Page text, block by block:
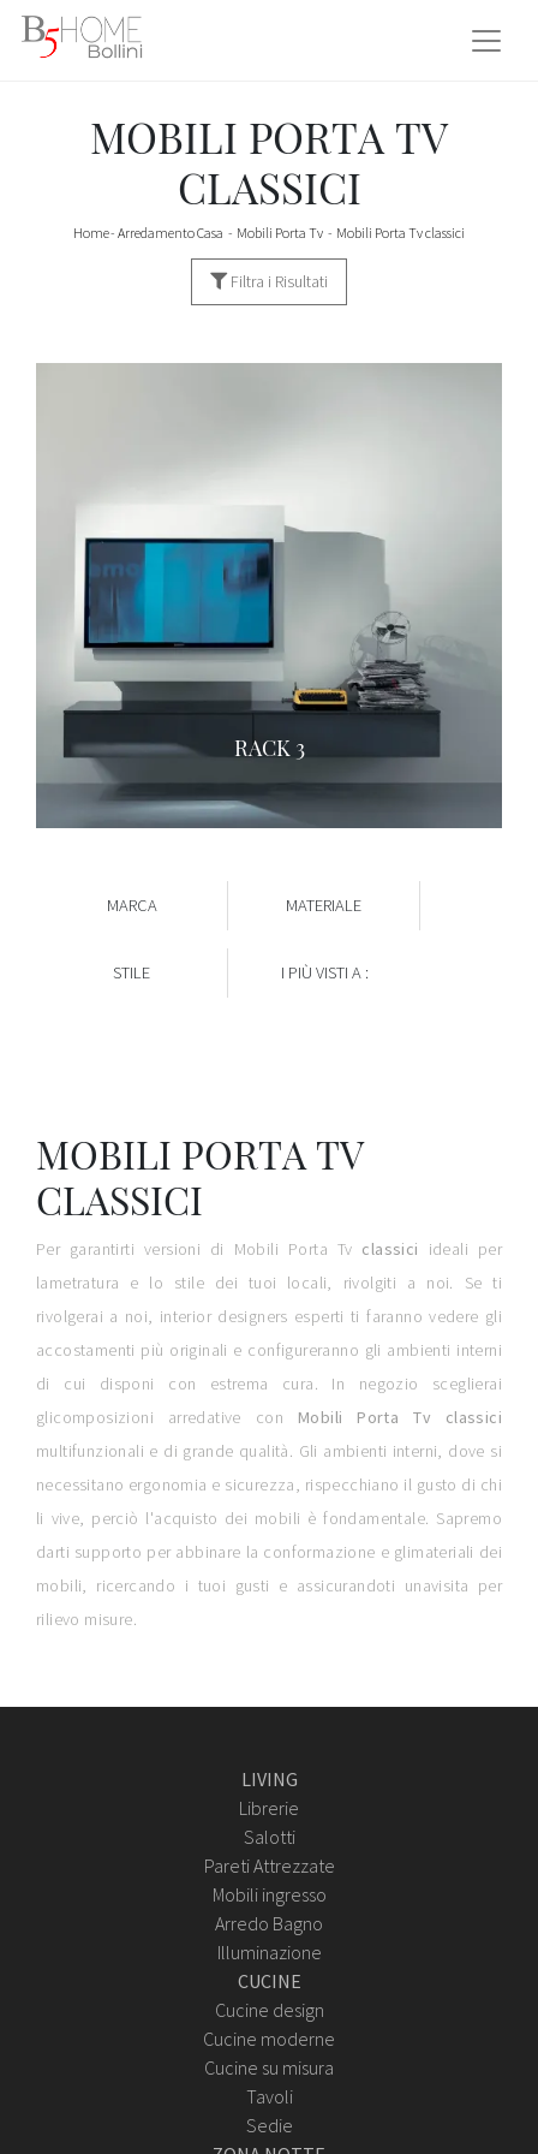
MOBILI PORTA TV
CLASSICI
Home- Arredamento Casa - Mobili Porta Tv - Mobili Porta Tv classici
Filtra i Risultati
MARCA MATERIALE
STILE I PIÙ VISTI A :
RACK 3
MOBILI PORTA TV
CLASSICI
Per garantirti versioni di Mobili Porta Tv classici ideali per
lametratura e lo stile dei tuoi locali, rivolgiti a noi. Se ti
rivolgerai a noi, interior designers esperti ti faranno vedere gli
accostamenti più originali e configureranno gli ambienti interni
di cui disponi con estrema cura. In negozio sceglierai
glicomposizioni arredative con Mobili Porta Tv
classici
multifunzionali e di grande qualità. Gli ambienti interni, dove si
necessitano ergonomia e sicurezza, rispecchiano il gusto di chi
li vive, perciò l'acquisto dei mobili è fondamentale. Sapremo
darti supporto per abbinare la conformazione e glimateriali dei
mobili, ricercando i tuoi gusti e assicurandoti unavisita per
rilievo misure.
LIVING
Librerie
Salotti
Pareti Attrezzate
Mobili ingresso
Arredo Bagno
Illuminazione
CUCINE
Cucine design
Cucine moderne
Cucine su misura
Tavoli
Sedie